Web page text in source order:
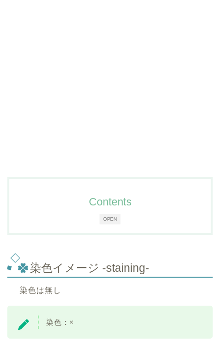
OPEN
Contents
染色イメージ -staining-
染色は無し
染色：×